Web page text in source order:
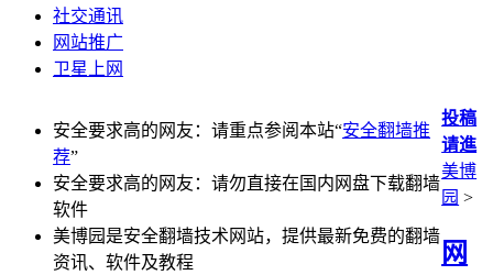
社交通讯
网站推广
卫星上网
安全要求高的网友：请重点参阅本站“安全翻墙推
荐”
安全要求高的网友：请勿直接在国内网盘下载翻墙
软件
美博园是安全翻墙技术网站，提供最新免费的翻墙
资讯、软件及教程
投稿
请進
美博
园 >
网